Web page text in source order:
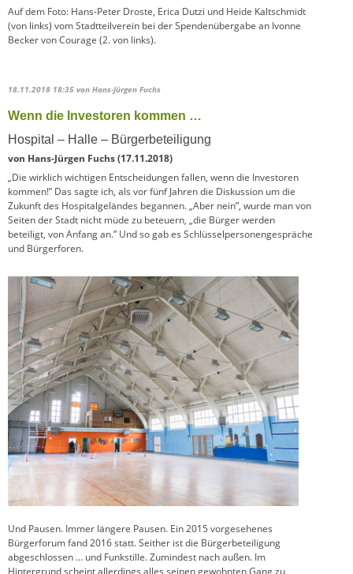
Auf dem Foto: Hans-Peter Droste, Erica Dutzi und Heide Kaltschmidt
(von links) vom Stadtteilverein bei der Spendenübergabe an Ivonne
Becker von Courage (2. von links).
18.11.2018 18:35 von Hans-Jürgen Fuchs
Wenn die Investoren kommen …
Hospital – Halle – Bürgerbeteiligung
von Hans-Jürgen Fuchs (17.11.2018)
„Die wirklich wichtigen Entscheidungen fallen, wenn die Investoren
kommen!” Das sagte ich, als vor fünf Jahren die Diskussion um die
Zukunft des Hospitalgeländes begannen. „Aber nein”, wurde man von
Seiten der Stadt nicht müde zu beteuern, „die Bürger werden
beteiligt, von Anfang an.” Und so gab es Schlüsselpersonengespräche
und Bürgerforen.
Und Pausen. Immer längere Pausen. Ein 2015 vorgesehenes
Bürgerforum fand 2016 statt. Seither ist die Bürgerbeteiligung
abgeschlossen … und Funkstille. Zumindest nach außen. Im